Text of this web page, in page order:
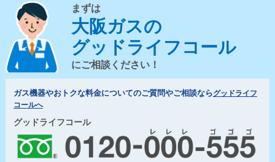
まずは
大阪ガスの
グッドライフコール
にご相談ください！
ガス機器やおトクな料金についてのご質問やご相談ならグッドライフ
コールへ
グッドライフコール